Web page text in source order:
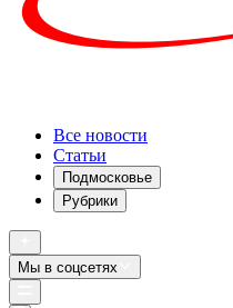
Все новости
Статьи
Подмосковье
Рубрики
Мы в соцсетях